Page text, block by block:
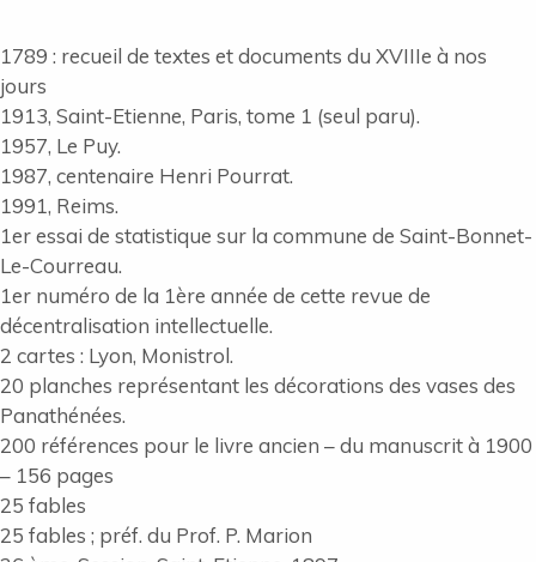
1789 : recueil de textes et documents du XVIIIe à nos
jours
1913, Saint-Etienne, Paris, tome 1 (seul paru).
1957, Le Puy.
1987, centenaire Henri Pourrat.
1991, Reims.
1er essai de statistique sur la commune de Saint-Bonnet-
Le-Courreau.
1er numéro de la 1ère année de cette revue de
décentralisation intellectuelle.
2 cartes : Lyon, Monistrol.
20 planches représentant les décorations des vases des
Panathénées.
200 références pour le livre ancien – du manuscrit à 1900
– 156 pages
25 fables
25 fables ; préf. du Prof. P. Marion